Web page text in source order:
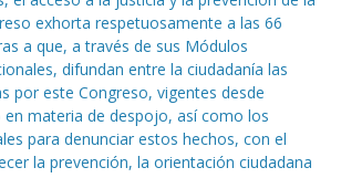
exhorta respetuosamente a las 66
a que, a través de sus Módulos
difundan entre la ciudadanía las
por este Congreso, vigentes desde
en materia de despojo, así como los
para denunciar estos hechos, con el
la prevención, la orientación ciudadana